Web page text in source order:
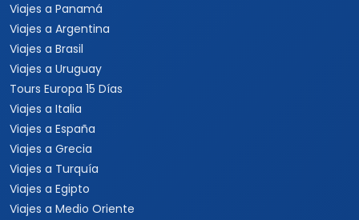
Viajes a Panamá
Viajes a Argentina
Viajes a Brasil
Viajes a Uruguay
Tours Europa 15 Días
Viajes a Italia
Viajes a España
Viajes a Grecia
Viajes a Turquía
Viajes a Egipto
Viajes a Medio Oriente